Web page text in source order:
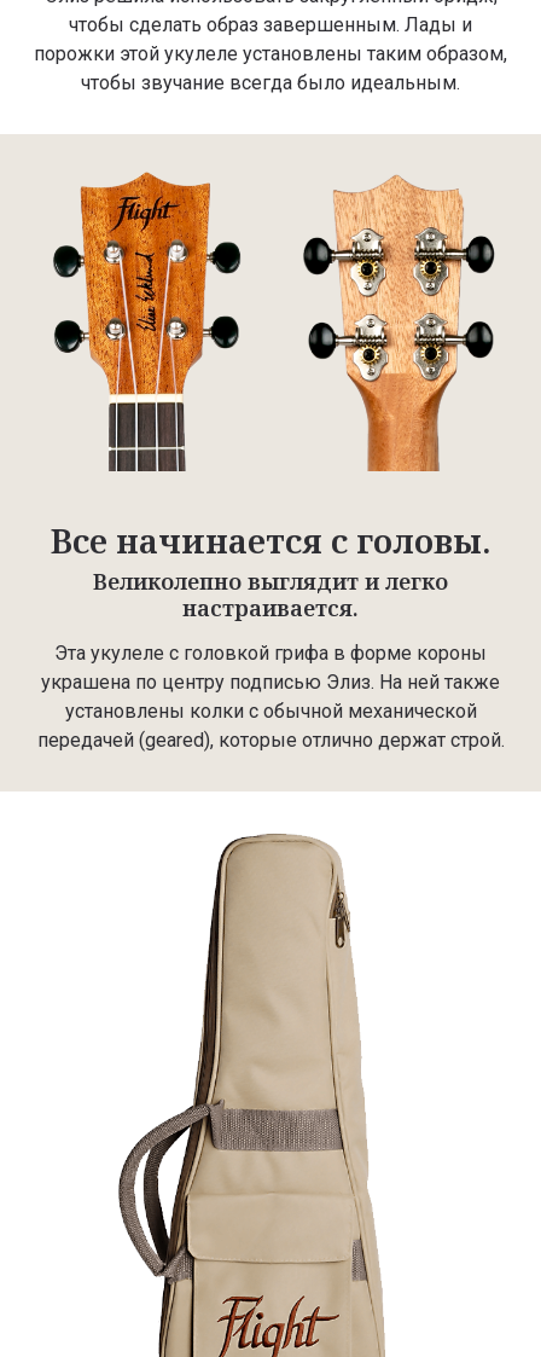
чтобы сделать образ завершенным. Лады и
порожки этой укулеле установлены таким образом,
чтобы звучание всегда было идеальным.
Все начинается с головы.
Великолепно выглядит и легко
настраивается.
Эта укулеле с головкой грифа в форме короны
украшена по центру подписью Элиз. На ней также
установлены колки с обычной механической
передачей (geared), которые отлично держат строй.